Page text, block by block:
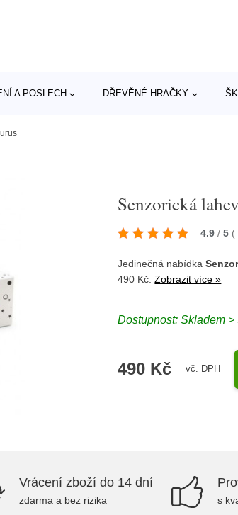
A POSLECH DŘEVĚNÉ HRAČKY
Senzorická
4.9 / 5 (
Jedinečná nabídka
490 Kč.Zobrazit více »
Dostupnost: Skladem >
490 Kč vč. DPH
Vrácení zboží do 14 dní
zdarma a bez rizika s